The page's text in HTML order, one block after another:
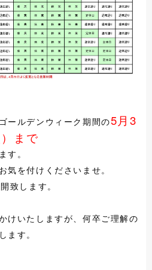
ールデンウィーク期間の5月3
まで
す。
気を付けくださいませ。
致します。
けいたしますが、何卒ご理解の
ます。